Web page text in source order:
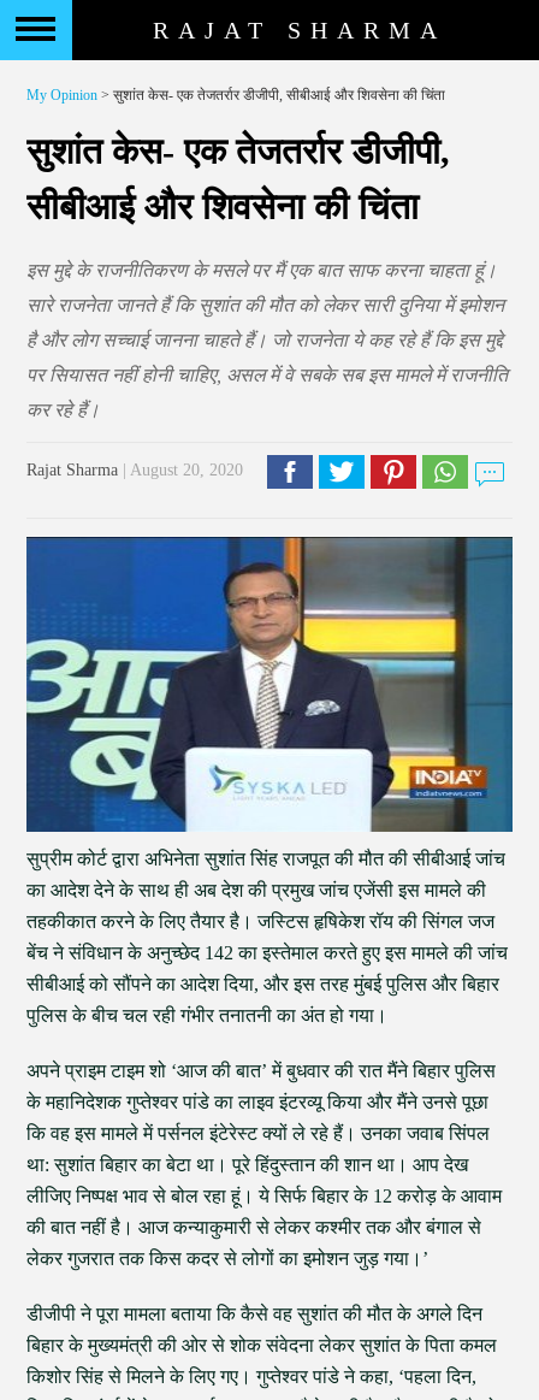
RAJAT SHARMA
My Opinion > सुशांत केस- एक तेजतर्रार डीजीपी, सीबीआई और शिवसेना की चिंता
सुशांत केस- एक तेजतर्रार डीजीपी,
सीबीआई और शिवसेना की चिंता
इस मुद्दे के राजनीतिकरण के मसले पर मैं एक बात साफ करना चाहता हूं।
सारे राजनेता जानते हैं कि सुशांत की मौत को लेकर सारी दुनिया में इमोशन
है और लोग सच्चाई जानना चाहते हैं। जो राजनेता ये कह रहे हैं कि इस मुद्दे
पर सियासत नहीं होनी चाहिए, असल में वे सबके सब इस मामले में राजनीति
कर रहे हैं।
Rajat Sharma | August 20, 2020
सुप्रीम कोर्ट द्वारा अभिनेता सुशांत सिंह राजपूत की मौत की सीबीआई जांच
का आदेश देने के साथ ही अब देश की प्रमुख जांच एजेंसी इस मामले की
तहकीकात करने के लिए तैयार है। जस्टिस हृषिकेश रॉय की सिंगल जज
बेंच ने संविधान के अनुच्छेद 142 का इस्तेमाल करते हुए इस मामले की जांच
सीबीआई को सौंपने का आदेश दिया, और इस तरह मुंबई पुलिस और बिहार
पुलिस के बीच चल रही गंभीर तनातनी का अंत हो गया।
अपने प्राइम टाइम शो ‘आज की बात’ में बुधवार की रात मैंने बिहार पुलिस
के महानिदेशक गुप्तेश्वर पांडे का लाइव इंटरव्यू किया और मैंने उनसे पूछा
कि वह इस मामले में पर्सनल इंटेरेस्ट क्यों ले रहे हैं। उनका जवाब सिंपल
था: सुशांत बिहार का बेटा था। पूरे हिंदुस्तान की शान था। आप देख
लीजिए निष्पक्ष भाव से बोल रहा हूं। ये सिर्फ बिहार के 12 करोड़ के आवाम
की बात नहीं है। आज कन्याकुमारी से लेकर कश्मीर तक और बंगाल से
लेकर गुजरात तक किस कदर से लोगों का इमोशन जुड़ गया।’
डीजीपी ने पूरा मामला बताया कि कैसे वह सुशांत की मौत के अगले दिन
बिहार के मुख्यमंत्री की ओर से शोक संवेदना लेकर सुशांत के पिता कमल
किशोर सिंह से मिलने के लिए गए। गुप्तेश्वर पांडे ने कहा, ‘पहला दिन,